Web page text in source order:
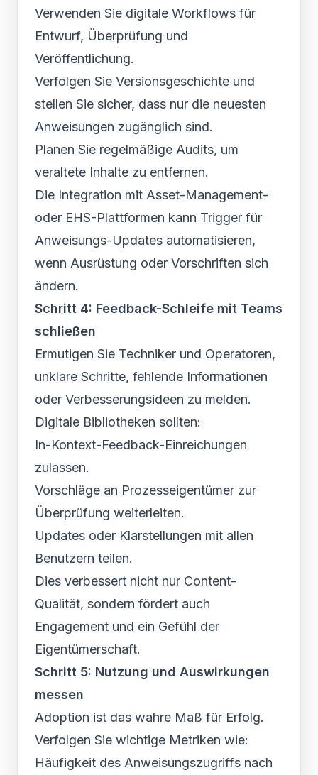
Verwenden Sie digitale Workflows für
Entwurf, Überprüfung und
Veröffentlichung.
Verfolgen Sie Versionsgeschichte und
stellen Sie sicher, dass nur die neuesten
Anweisungen zugänglich sind.
Planen Sie regelmäßige Audits, um
veraltete Inhalte zu entfernen.
Die Integration mit Asset-Management-
oder EHS-Plattformen kann Trigger für
Anweisungs-Updates automatisieren,
wenn Ausrüstung oder Vorschriften sich
ändern.
Schritt 4: Feedback-Schleife mit Teams
schließen
Ermutigen Sie Techniker und Operatoren,
unklare Schritte, fehlende Informationen
oder Verbesserungsideen zu melden.
Digitale Bibliotheken sollten:
In-Kontext-Feedback-Einreichungen
zulassen.
Vorschläge an Prozesseigentümer zur
Überprüfung weiterleiten.
Updates oder Klarstellungen mit allen
Benutzern teilen.
Dies verbessert nicht nur Content-
Qualität, sondern fördert auch
Engagement und ein Gefühl der
Eigentümerschaft.
Schritt 5: Nutzung und Auswirkungen
messen
Adoption ist das wahre Maß für Erfolg.
Verfolgen Sie wichtige Metriken wie:
Häufigkeit des Anweisungszugriffs nach